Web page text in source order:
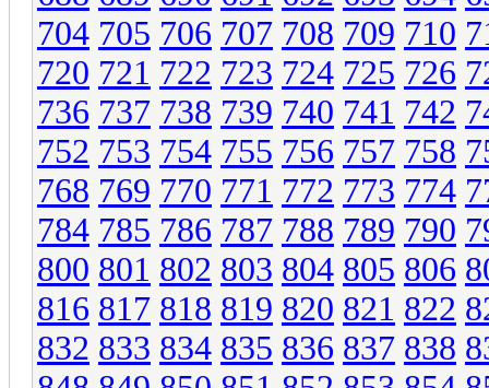
704 705 706 707 708 709 710
720 721 722 723 724 725 726
736 737 738 739 740 741 742
752 753 754 755 756 757 758
768 769 770 771 772 773 774
784 785 786 787 788 789 790
800 801 802 803 804 805 806
816 817 818 819 820 821 822
832 833 834 835 836 837 838